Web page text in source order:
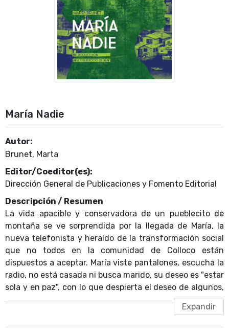
María Nadie
Autor:
Brunet, Marta
Editor/Coeditor(es):
Dirección General de Publicaciones y Fomento Editorial
Descripción / Resumen
La vida apacible y conservadora de un pueblecito de
montaña se ve sorprendida por la llegada de María, la
nueva telefonista y heraldo de la transformación social
que no todos en la comunidad de Colloco están
dispuestos a aceptar. María viste pantalones, escucha la
radio, no está casada ni busca marido, su deseo es "estar
sola y en paz", con lo que despierta el deseo de algunos,
la envidia de otros y el recelo de muchos. La crítica de su
tiempo intentó asimilar la escritura de Brunet bajo la